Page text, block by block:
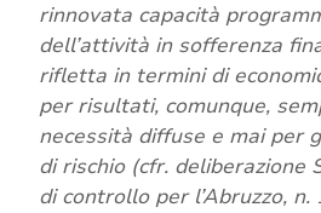
rinnovata capacità
dell’attività in sofferenza
rifletta in termini di
per risultati, comunque,
necessità diffuse e mai per
di rischio (cfr. deliberazione
di controllo per l’Abruzzo, n.